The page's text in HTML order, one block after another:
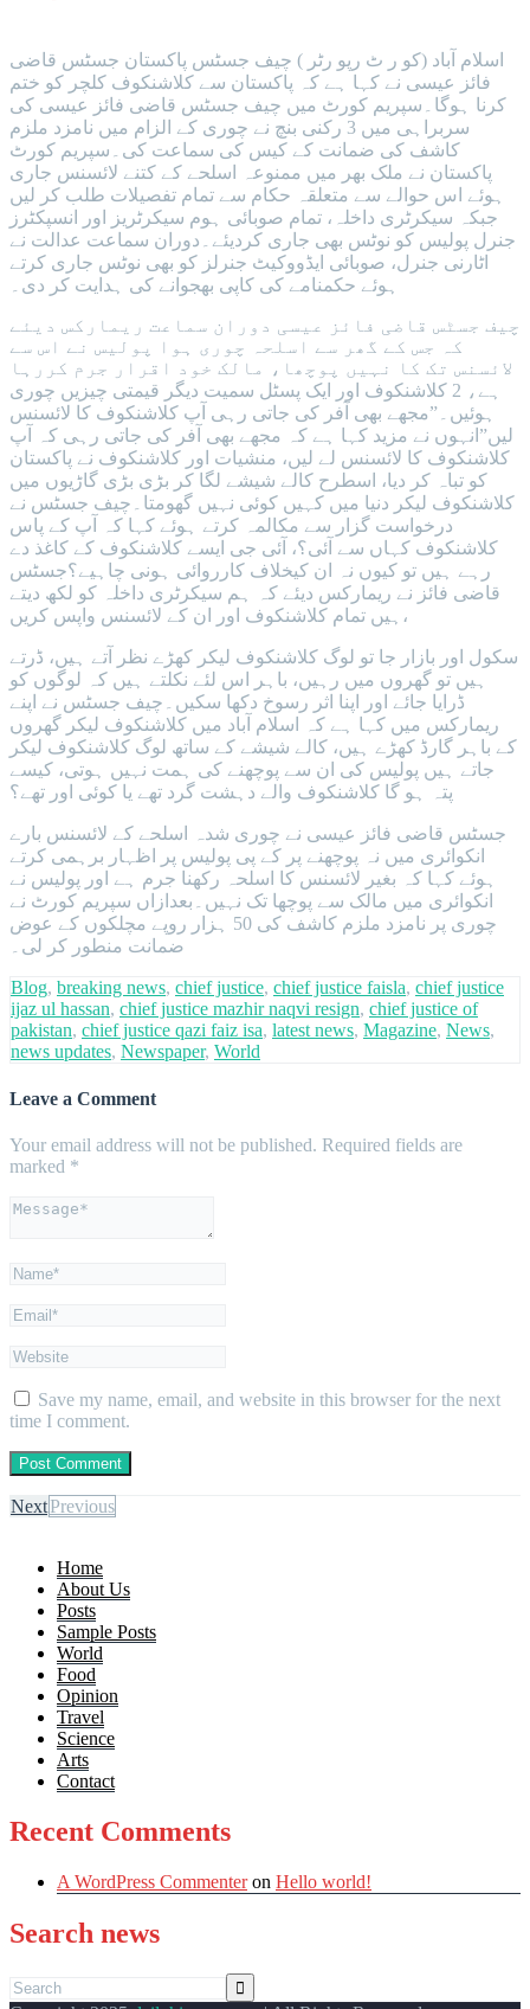
اسلام آباد (کو ر ٹ رپو رٹر ) چیف جسٹس پاکستان جسٹس قاضی
فائز عیسی نے کہا ہے کہ پاکستان سے کلاشنکوف کلچر کو ختم
کرنا ہوگا۔سپریم کورٹ میں چیف جسٹس قاضی فائز عیسی کی
سربراہی میں 3 رکنی بنچ نے چوری کے الزام میں نامزد ملزم
کاشف کی ضمانت کے کیس کی سماعت کی۔سپریم کورٹ
پاکستان نے ملک بھر میں ممنوعہ اسلحے کے کتنے لائسنس جاری
ہوئے اس حوالے سے متعلقہ حکام سے تمام تفصیلات طلب کر لیں
جبکہ سیکرٹری داخلہ، تمام صوبائی ہوم سیکرٹریز اور انسپکٹرز
جنرل پولیس کو نوٹس بھی جاری کردیئے۔دوران سماعت عدالت نے
اٹارنی جنرل، صوبائی ایڈووکیٹ جنرلز کو بھی نوٹس جاری کرتے
ہوئے حکمنامے کی کاپی بھجوانے کی ہدایت کر دی۔
چیف جسٹس قاضی فائز عیسی دوران سماعت ریمارکس دیئے
کہ جس کے گھر سے اسلحہ چوری ہوا پولیس نے اس سے
لائسنس تک کا نہیں پوچھا، مالک خود اقرار جرم کررہا
ہے، 2 کلاشنکوف اور ایک پسٹل سمیت دیگر قیمتی چیزیں چوری
ہوئیں۔”مجھے بھی آفر کی جاتی رہی آپ کلاشنکوف کا لائسنس
لیں”انہوں نے مزید کہا ہے کہ مجھے بھی آفر کی جاتی رہی کہ آپ
کلاشنکوف کا لائسنس لے لیں، منشیات اور کلاشنکوف نے پاکستان
کو تباہ کر دیا، اسطرح کالے شیشے لگا کر بڑی بڑی گاڑیوں میں
کلاشنکوف لیکر دنیا میں کہیں کوئی نہیں گھومتا۔چیف جسٹس نے
درخواست گزار سے مکالمہ کرتے ہوئے کہا کہ آپ کے پاس
کلاشنکوف کہاں سے آئی؟، آئی جی ایسے کلاشنکوف کے کاغذ دے
رہے ہیں تو کیوں نہ ان کیخلاف کارروائی ہونی چاہیے؟جسٹس
قاضی فائز نے ریمارکس دیئے کہ ہم سیکرٹری داخلہ کو لکھ دیتے
ہیں تمام کلاشنکوف اور ان کے لائسنس واپس کریں،
سکول اور بازار جا تو لوگ کلاشنکوف لیکر کھڑے نظر آتے ہیں، ڈرتے
ہیں تو گھروں میں رہیں، باہر اس لئے نکلتے ہیں کہ لوگوں کو
ڈرایا جائے اور اپنا اثر رسوخ دکھا سکیں۔چیف جسٹس نے اپنے
ریمارکس میں کہا ہے کہ اسلام آباد میں کلاشنکوف لیکر گھروں
کے باہر گارڈ کھڑے ہیں، کالے شیشے کے ساتھ لوگ کلاشنکوف لیکر
جاتے ہیں پولیس کی ان سے پوچھنے کی ہمت نہیں ہوتی، کیسے
پتہ ہو گا کلاشنکوف والے دہشت گرد تھے یا کوئی اور تھے؟
جسٹس قاضی فائز عیسی نے چوری شدہ اسلحے کے لائسنس بارے
انکوائری میں نہ پوچھنے پر کے پی پولیس پر اظہار برہمی کرتے
ہوئے کہا کہ بغیر لائسنس کا اسلحہ رکھنا جرم ہے اور پولیس نے
انکوائری میں مالک سے پوچھا تک نہیں۔بعدازاں سپریم کورٹ نے
چوری پر نامزد ملزم کاشف کی 50 ہزار روپے مچلکوں کے عوض
ضمانت منطور کر لی۔
Blog, breaking news, chief justice, chief justice faisla, chief justice
ijaz ul hassan, chief justice mazhir naqvi resign, chief justice of
pakistan, chief justice qazi faiz isa, latest news, Magazine, News,
news updates, Newspaper, World
Leave a Comment
Your email address will not be published. Required fields are
marked *
Save my name, email, and website in this browser for the next
time I comment.
NextPrevious
Home
About Us
Posts
Sample Posts
World
Food
Opinion
Travel
Science
Arts
Contact
Recent Comments
A WordPress Commenteron Hello world!
Search news